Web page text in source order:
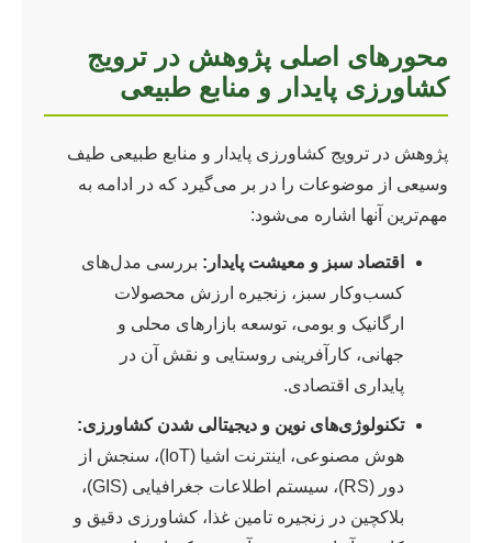
محورهای اصلی پژوهش در ترویج
کشاورزی پایدار و منابع طبیعی
پژوهش در ترویج کشاورزی پایدار و منابع طبیعی طیف
وسیعی از موضوعات را در بر می‌گیرد که در ادامه به
مهم‌ترین آنها اشاره می‌شود:
اقتصاد سبز و معیشت پایدار: بررسی مدل‌های
کسب‌وکار سبز، زنجیره ارزش محصولات
ارگانیک و بومی، توسعه بازارهای محلی و
جهانی، کارآفرینی روستایی و نقش آن در
پایداری اقتصادی.
تکنولوژی‌های نوین و دیجیتالی شدن کشاورزی:
هوش مصنوعی، اینترنت اشیا (IoT)، سنجش از
دور (RS)، سیستم اطلاعات جغرافیایی (GIS)،
بلاکچین در زنجیره تامین غذا، کشاورزی دقیق و